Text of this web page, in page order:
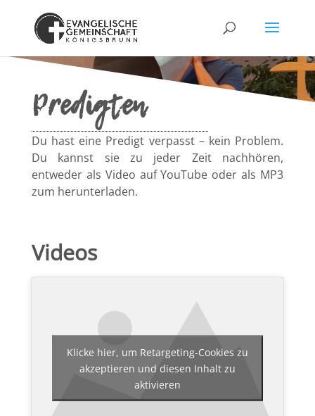
Predigten
Du hast eine Predigt verpasst – kein Problem.
Du kannst sie zu jeder Zeit nachhören,
entweder als Video auf YouTube oder als MP3
zum herunterladen.
Videos
Klicke hier, um Retargeting-Cookies zu
akzeptieren und diesen Inhalt zu
aktivieren